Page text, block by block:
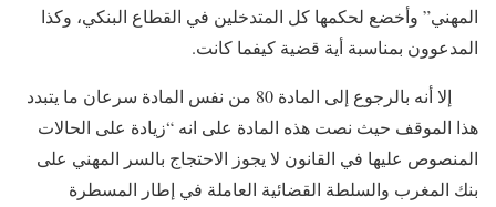
المهني” وأخضع لحكمها كل المتدخلين في القطاع البنكي، وكذا
المدعوون بمناسبة أية قضية كيفما كانت.
إلا أنه بالرجوع إلى المادة 80 من نفس المادة سرعان ما يتبدد
هذا الموقف حيث نصت هذه المادة على انه “زيادة على الحالات
المنصوص عليها في القانون لا يجوز الاحتجاج بالسر المهني على
بنك المغرب والسلطة القضائية العاملة في إطار المسطرة